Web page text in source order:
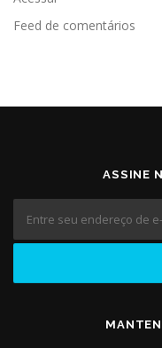
Feed de comentários
ASSINE